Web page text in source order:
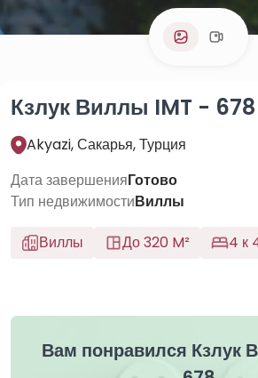
Кзлук Виллы IMT - 678
Akyazi, Сакарья, Турция
Дата завершенияГотово
Тип недвижимостиВиллы
Виллы
До 320 M² 4 к
Вам понравился Кзлук